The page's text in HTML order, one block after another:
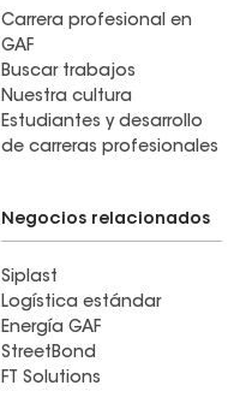
Carrera profesional en
GAF
Buscar trabajos
Nuestra cultura
Estudiantes y desarrollo
de carreras profesionales
Negocios relacionados
Siplast
Logística estándar
Energía GAF
StreetBond
FT Solutions